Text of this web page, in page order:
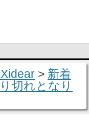
content
> 新着
切れとなり